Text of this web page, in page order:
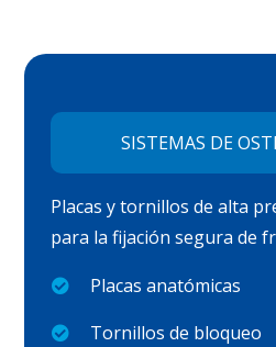
SISTEMAS DE
Placas y tornillos de alta
para la fijación segura de
Placas anatómicas
Tornillos de bloqueo